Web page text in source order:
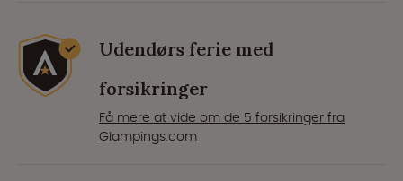
Udendørs ferie med
forsikringer
Få mere at vide om de 5 forsikringer fra
Glampings.com